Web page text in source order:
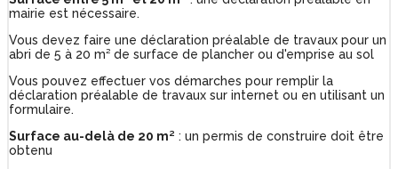
mairie est nécessaire.
Vous devez faire une déclaration préalable de travaux pour un
abri de 5 à 20 m² de surface de plancher ou d'emprise au sol
Vous pouvez effectuer vos démarches pour remplir la
déclaration préalable de travaux sur internet ou en utilisant un
formulaire.
Surface au-delà de 20 m² : un permis de construire doit être
obtenu